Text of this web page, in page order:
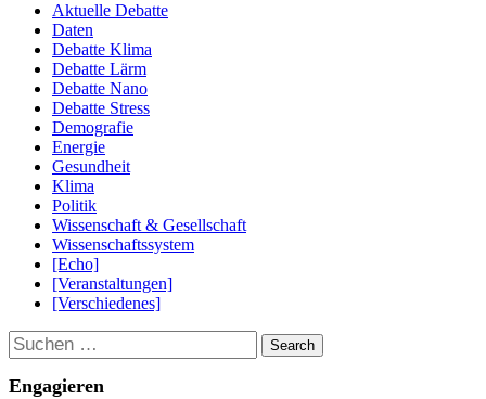
Aktuelle Debatte
Daten
Debatte Klima
Debatte Lärm
Debatte Nano
Debatte Stress
Demografie
Energie
Gesundheit
Klima
Politik
Wissenschaft & Gesellschaft
Wissenschaftssystem
[Echo]
[Veranstaltungen]
[Verschiedenes]
Suchen
Engagieren